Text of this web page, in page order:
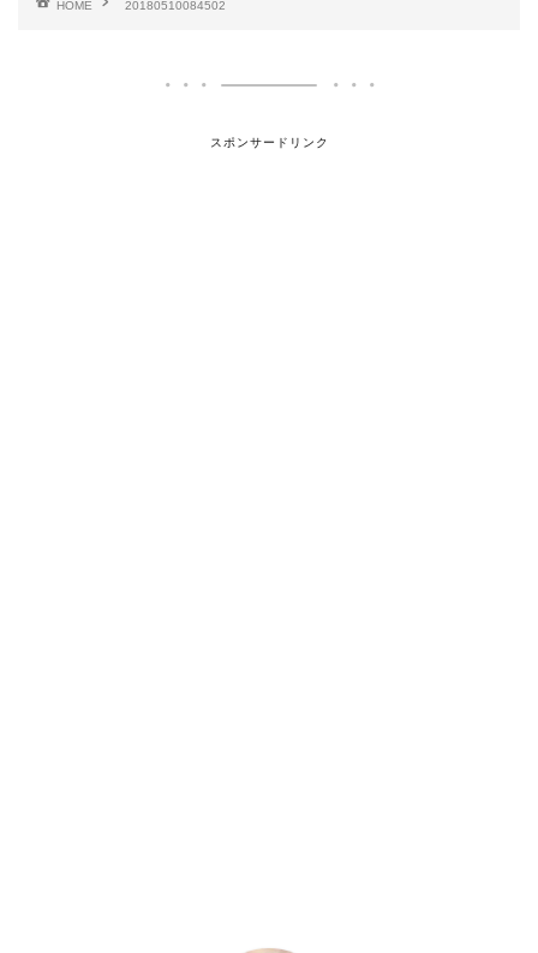
HOME 20180510084502
スポンサードリンク